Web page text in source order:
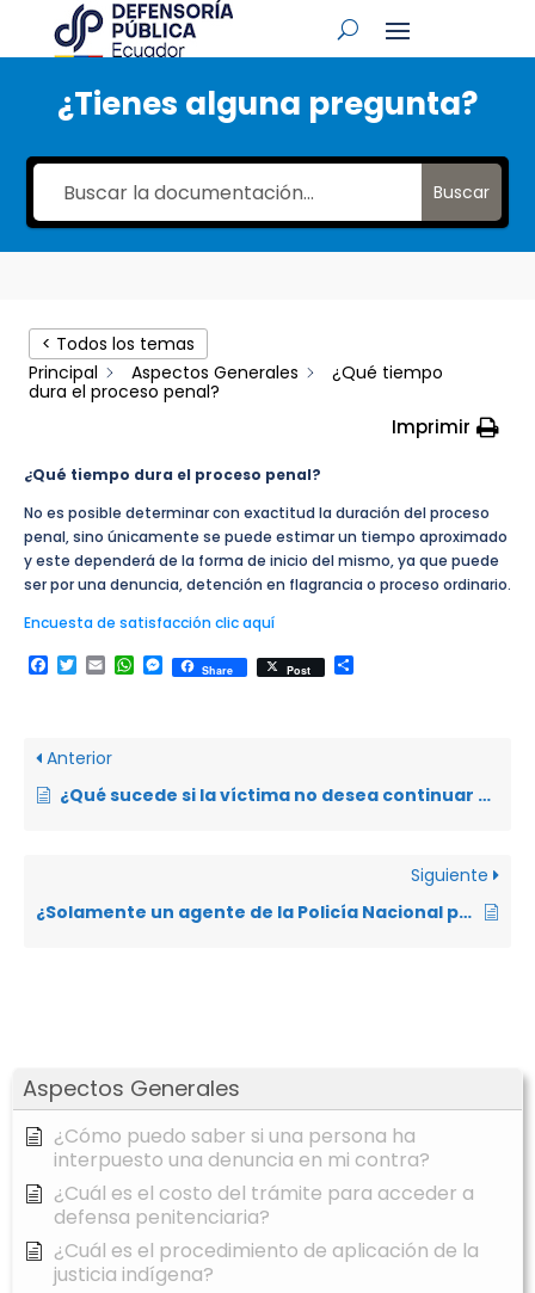
¿Tienes alguna pregunta?
Buscar
Aspectos Generales
¿Cómo puedo saber si una persona ha
interpuesto una denuncia en mi contra?
¿Cuál es el costo del trámite para acceder a
defensa penitenciaria?
¿Cuál es el procedimiento de aplicación de la
justicia indígena?
< Todos los temas
Principal
Aspectos Generales
¿Qué tiempo
dura el proceso penal?
Imprimir
¿Qué tiempo dura el proceso penal?
No es posible determinar con exactitud la duración del proceso
penal, sino únicamente se puede estimar un tiempo aproximado
y este dependerá de la forma de inicio del mismo, ya que puede
ser por una denuncia, detención en flagrancia o proceso ordinario.
Encuesta de satisfacción clic aquí
Facebook
Twitter
EmailWhatsApp
Messenger
Share Post
Anterior
¿Qué sucede si la víctima no desea continuar con la tramitación del proceso?
Siguiente
¿Solamente un agente de la Policía Nacional puede aprehender a una persona que hubiere cometido un delito?